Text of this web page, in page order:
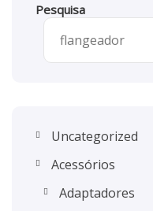
Pesquisa
Uncategorized
Acessórios
Adaptadores